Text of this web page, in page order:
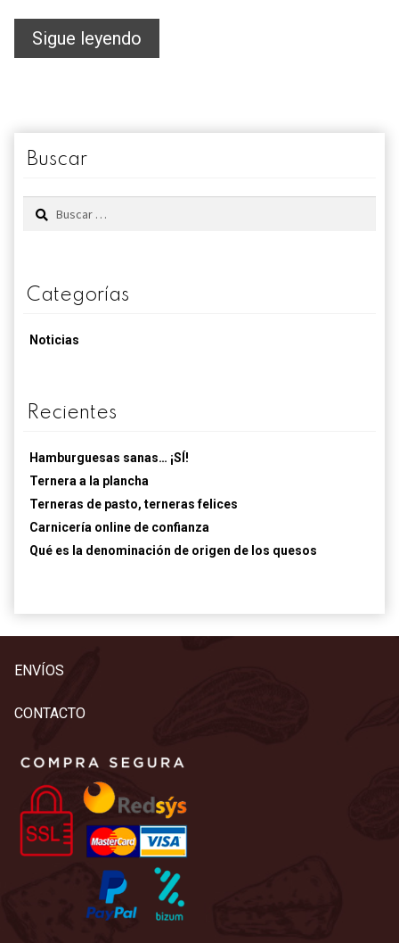
Sigue leyendo
Buscar
Buscar:
Categorías
Noticias
Recientes
Hamburguesas sanas… ¡SÍ!
Ternera a la plancha
Terneras de pasto, terneras felices
Carnicería online de confianza
Qué es la denominación de origen de los quesos
ENVÍOS
CONTACTO